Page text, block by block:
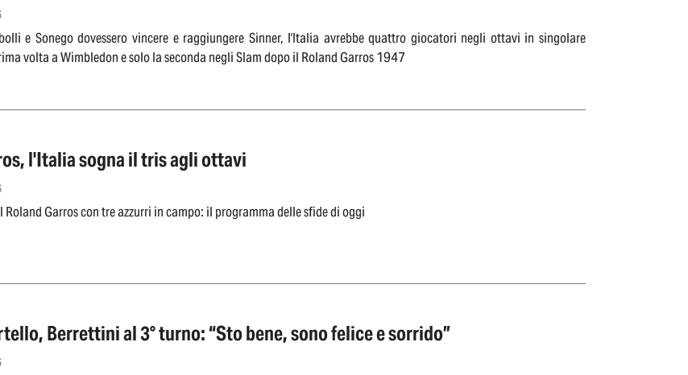
e Sonego dovessero vincere e raggiungere Sinner, l'Italia avrebbe quattro giocatori negli ottavi in singolare
volta a Wimbledon e solo la seconda negli Slam dopo il Roland Garros 1947
l'Italia sogna il tris agli ottavi
Garros con tre azzurri in campo: il programma delle sfide di oggi
Berrettini al 3° turno: “Sto bene, sono felice e sorrido”